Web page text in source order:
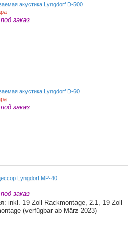
акустика Lyngdorf D-500
заказ
акустика Lyngdorf D-60
заказ
Lyngdorf MP-40
заказ
: inkl. 19 Zoll Rackmontage, 2.1, 19 Zoll
(verfügbar ab März 2023)